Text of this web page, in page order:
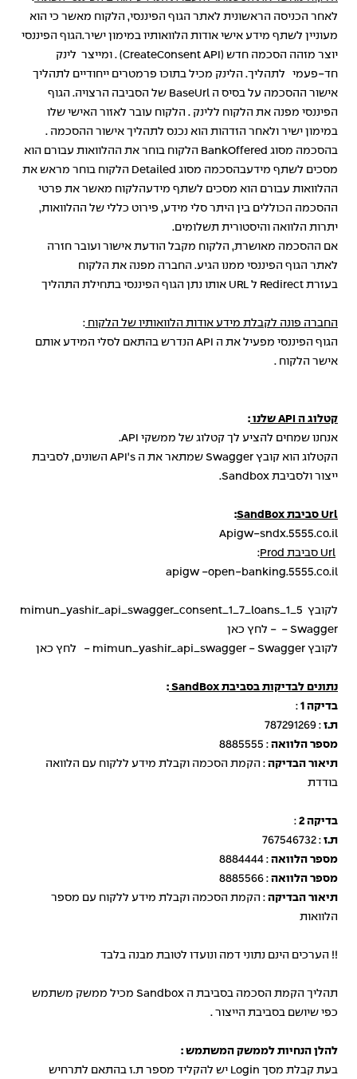
לאחר הכניסה הראשונית לאתר הגוף הפיננסי, הלקוח מאשר כי הוא
מעוניין לשתף מידע אישי אודות הלוואותיו במימון ישיר.הגוף הפיננסי
יוצר מזהה הסכמה חדש (CreateConsent API) . ומייצר
לינק
חד-פעמי
לתהליך. הלינק מכיל בתוכו פרמטרים ייחודיים לתהליך
אישור ההסכמה על בסיס ה BaseUrl של הסביבה הרצויה. הגוף
הפיננסי מפנה את הלקוח ללינק . הלקוח עובר לאזור האישי שלו
במימון ישיר ולאחר הזדהות הוא נכנס לתהליך אישור ההסכמה .
בהסכמה מסוג BankOffered הלקוח בוחר את ההלוואות עבורם הוא
מסכים לשתף מידעבהסכמה מסוג Detailed הלקוח בוחר מראש את
ההלוואות עבורם הוא מסכים לשתף מידעהלקוח מאשר את פרטי
ההסכמה הכוללים בין היתר סלי מידע, פירוט כללי של ההלוואות,
יתרות הלוואה והיסטורית תשלומים.
אם ההסכמה מאושרת, הלקוח מקבל הודעת אישור ועובר חזרה
לאתר הגוף הפיננסי ממנו הגיע. החברה מפנה את הלקוח
בעזרת Redirect ל URL אותו נתן הגוף הפיננסי בתחילת התהליך
החברה פונה לקבלת מידע אודות הלוואותיו של הלקוח :
הגוף הפיננסי מפעיל את ה API הנדרש בהתאם לסלי המידע אותם
אישר הלקוח .
קטלוג ה API שלנו :
אנחנו שמחים להציע לך קטלוג של ממשקי API.
הקטלוג הוא קובץ Swagger שמתאר את ה API's השונים, לסביבת
ייצור ולסביבת Sandbox.
Url סביבת SandBox
:
Apigw-sndx.5555.co.il
Url סביבת Prod
:
apigw -open-banking.5555.co.il
לקובץ mimun_yashir_api_swagger_consent_1_7_loans_1_5
- Swagger -
לחץ כאן
לקובץ mimun_yashir_api_swagger - Swagger -
לחץ כאן
נתונים לבדיקות בסביבת SandBox
:
בדיקה 1
:
ת.ז : 787291269
מספר הלוואה : 8885555
תיאור הבדיקה : הקמת הסכמה וקבלת מידע ללקוח עם הלוואה
בודדת
בדיקה 2
:
ת.ז : 767546732
מספר הלוואה : 8884444
מספר הלוואה : 8885566
תיאור הבדיקה : הקמת הסכמה וקבלת מידע ללקוח עם מספר
הלוואות
!! הערכים הינם נתוני דמה ונועדו לטובת מבנה בלבד
תהליך הקמת הסכמה בסביבת ה Sandbox מכיל ממשק משתמש
כפי שיושם בסביבת הייצור .
להלן הנחיות לממשק המשתמש :
בעת קבלת מסך Login יש להקליד מספר ת.ז בהתאם לתרחיש